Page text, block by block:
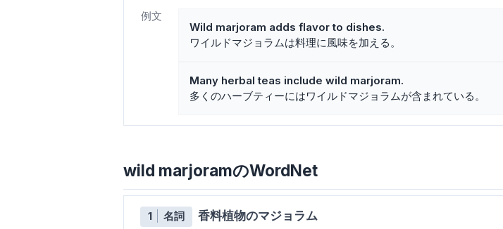
例文
Wild marjoram adds flavor to dishes.
ワイルドマジョラムは料理に風味を加える。
Many herbal teas include wild marjoram.
多くのハーブティーにはワイルドマジョラムが含まれている。
wild marjoramのWordNet
1 名詞 香料植物のマジョラム